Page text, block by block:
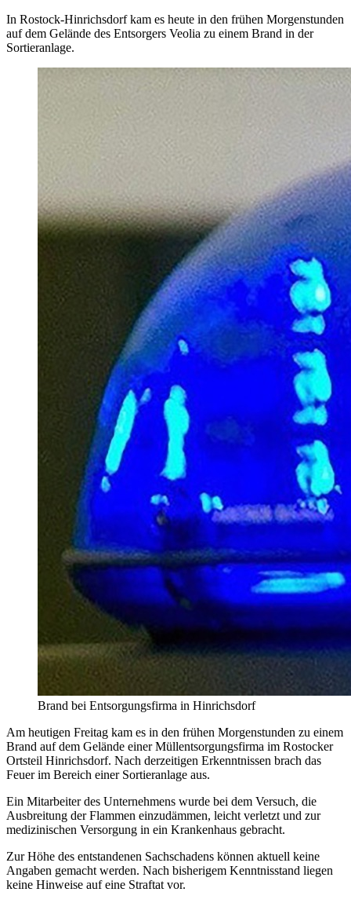
In Rostock-Hinrichsdorf kam es heute in den frühen Morgenstunden
auf dem Gelände des Entsorgers Veolia zu einem Brand in der
Sortieranlage.
Brand bei Entsorgungsfirma in Hinrichsdorf
Am heutigen Freitag kam es in den frühen Morgenstunden zu einem
Brand auf dem Gelände einer Müllentsorgungsfirma im Rostocker
Ortsteil Hinrichsdorf. Nach derzeitigen Erkenntnissen brach das
Feuer im Bereich einer Sortieranlage aus.
Ein Mitarbeiter des Unternehmens wurde bei dem Versuch, die
Ausbreitung der Flammen einzudämmen, leicht verletzt und zur
medizinischen Versorgung in ein Krankenhaus gebracht.
Zur Höhe des entstandenen Sachschadens können aktuell keine
Angaben gemacht werden. Nach bisherigem Kenntnisstand liegen
keine Hinweise auf eine Straftat vor.